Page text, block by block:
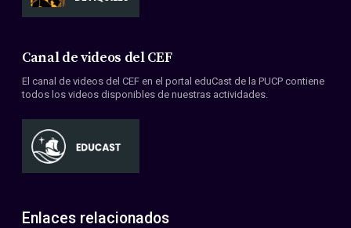
Canal de videos del CEF
El canal de videos del CEF en el portal eduCast de la PUCP contiene
todos los videos disponibles de nuestras actividades.
Enlaces relacionados